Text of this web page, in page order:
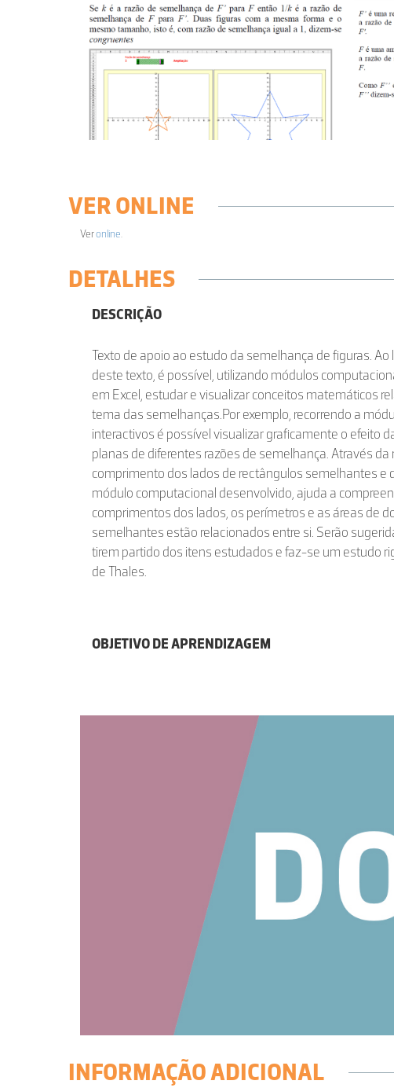
VER ONLINE
Veronline.
DETALHES
DESCRIÇÃO
Texto de apoio ao estudo da semelhança de figuras. Ao
deste texto, é possível, utilizando módulos
em Excel, estudar e visualizar conceitos matemáticos
tema das semelhanças.Por exemplo, recorrendo a
interactivos é possível visualizar graficamente o efeito
planas de diferentes razões de semelhança. Através
comprimento dos lados de rectângulos semelhantes e
módulo computacional desenvolvido, ajuda a
comprimentos dos lados, os perímetros e as áreas de
semelhantes estão relacionados entre si. Serão
tirem partido dos itens estudados e faz-se um estudo
de Thales.
OBJETIVO DE APRENDIZAGEM
INFORMAÇÃO ADICIONAL